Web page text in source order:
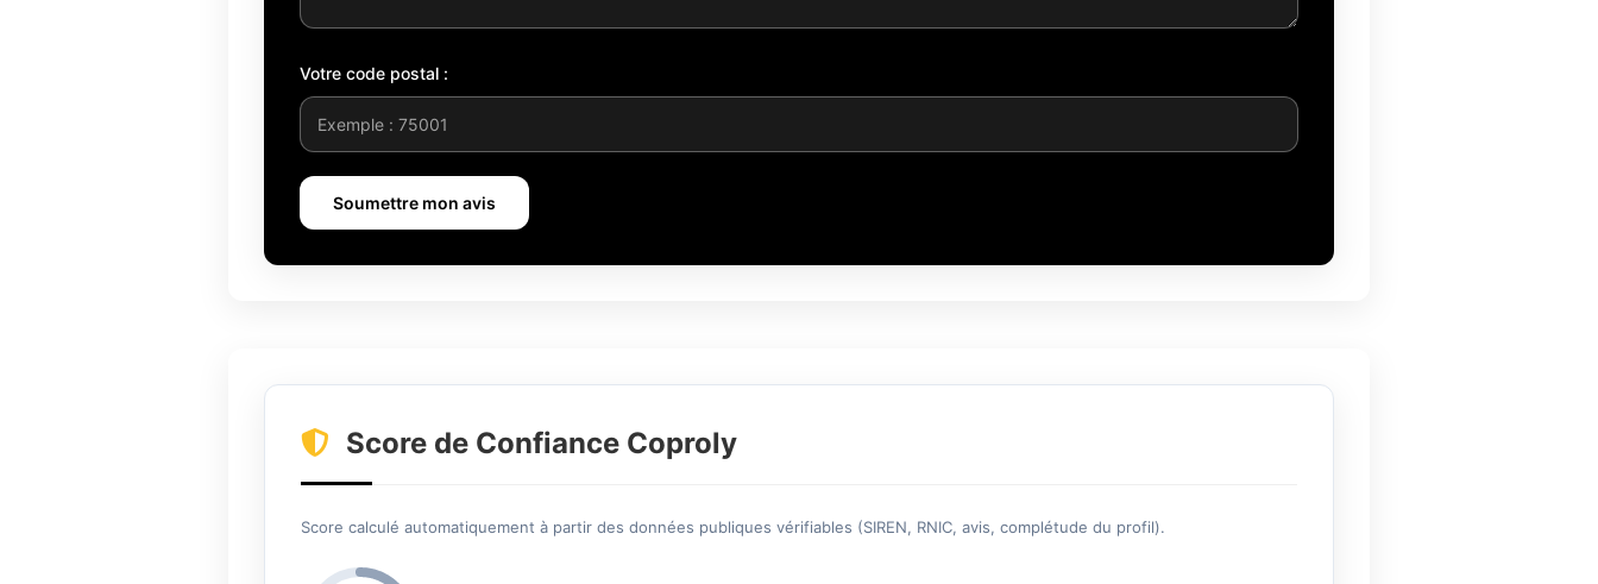
Votre code postal :
Soumettre mon avis
Score de Confiance Coproly
Score calculé automatiquement à partir des données publiques vérifiables (SIREN, RNIC, avis, complétude du profil).